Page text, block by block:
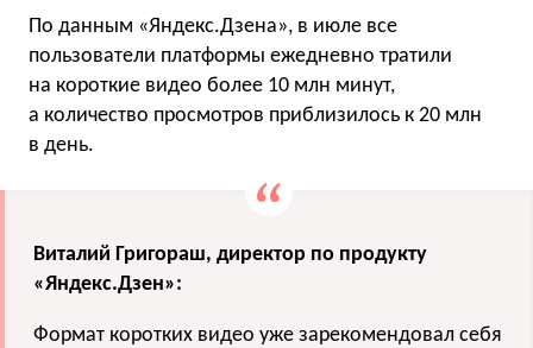
По данным «Яндекс.Дзена», в июле все
пользователи платформы ежедневно тратили
на короткие видео более 10 млн минут,
а количество просмотров приблизилось к 20 млн
в день.
Виталий Григораш, директор по продукту
«Яндекс.Дзен»:
Формат коротких видео уже зарекомендовал себя